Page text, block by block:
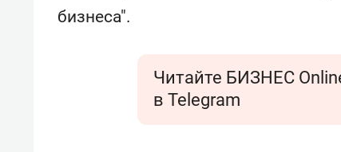
бизнеса".
Читайте БИЗНЕС
в Telegram